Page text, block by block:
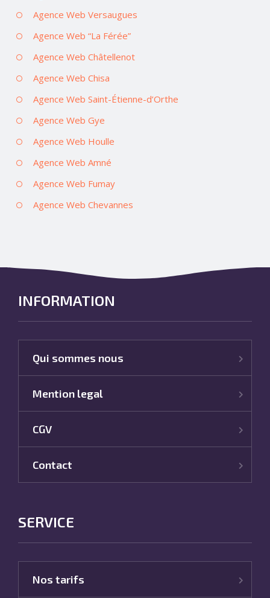
Agence Web Versaugues
Agence Web “La Férée”
Agence Web Châtellenot
Agence Web Chisa
Agence Web Saint-Étienne-d’Orthe
Agence Web Gye
Agence Web Houlle
Agence Web Amné
Agence Web Fumay
Agence Web Chevannes
INFORMATION
Qui sommes nous
Mention legal
CGV
Contact
SERVICE
Nos tarifs